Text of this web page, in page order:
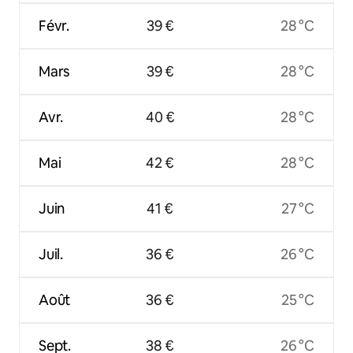
Févr.
Mars
Avr.
Mai
Juin
Juil.
Août
Sept.
39 €
39 €
40 €
42 €
41 €
36 €
36 €
38 €
28 °C
28 °C
28 °C
28 °C
27 °C
26 °C
25 °C
26 °C